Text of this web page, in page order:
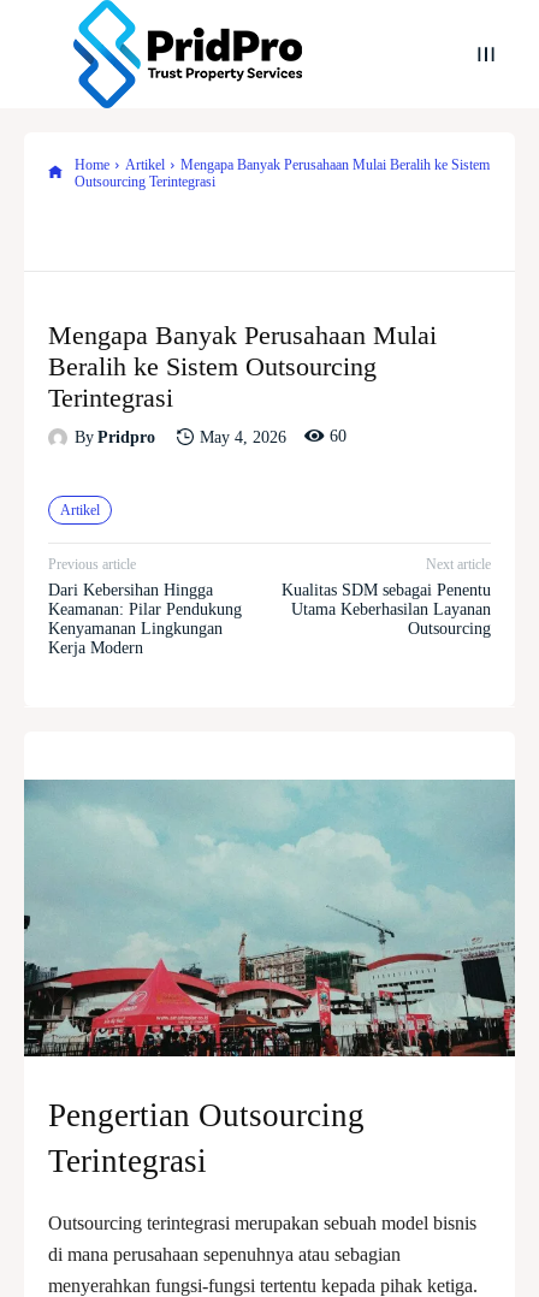
Home Artikel
Mengapa Banyak Perusahaan Mulai Beralih ke Sistem
Outsourcing Terintegrasi
Mengapa Banyak Perusahaan Mulai
Beralih ke Sistem Outsourcing
Terintegrasi
By Pridpro May 4, 2026 60
Artikel
Previous article
Dari Kebersihan Hingga
Keamanan: Pilar Pendukung
Kenyamanan Lingkungan
Kerja Modern
Next article
Kualitas SDM sebagai Penentu
Utama Keberhasilan Layanan
Outsourcing
Pengertian Outsourcing
Terintegrasi
Outsourcing terintegrasi merupakan sebuah model bisnis
di mana perusahaan sepenuhnya atau sebagian
menyerahkan fungsi-fungsi tertentu kepada pihak ketiga.